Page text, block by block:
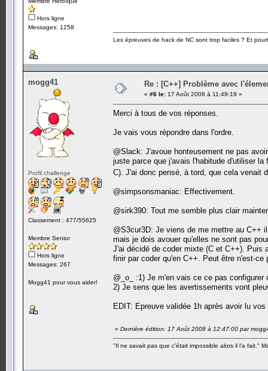
Hors ligne
Messages: 1258
Les épreuves de hack de NC sont trop faciles ? Et
mogg41
Profil challenge
Classement : 477/55625
Membre Senior
Hors ligne
Messages: 267
Mogg41 pour vous aider!
Re : [C++] Problème avec
« #6 le: 17 Août 2008 à 11:49:19 »
Merci à tous de vos réponses.
Je vais vous répondre dans l'ordre.
@Slack: J'avoue honteusement ne pas
juste parce que j'avais l'habitude d'utiliser
C). J'ai donc pensé, à tord, que cela venait
@simpsonsmaniac: Effectivement.
@sirk390: Tout me semble plus clair
@S3cur3D: Je viens de me mettre au C++
mais je dois avouer qu'elles ne sont pas
J'ai décidé de coder mixte (C et C++). Puis
finir par coder qu'en C++. Peut être n'est-
@_o_ :1) Je m'en vais ce ce pas configurer
2) Je sens que les avertissements vont
EDIT: Epreuve validée 1h après avoir lu
« Dernière édition: 17 Août 2008 à 12:47:00 par
"Il ne savait pas que c'était impossible alors il l'a fait."